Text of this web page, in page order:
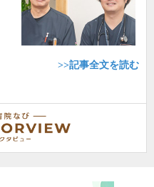
>>記事全文を読む